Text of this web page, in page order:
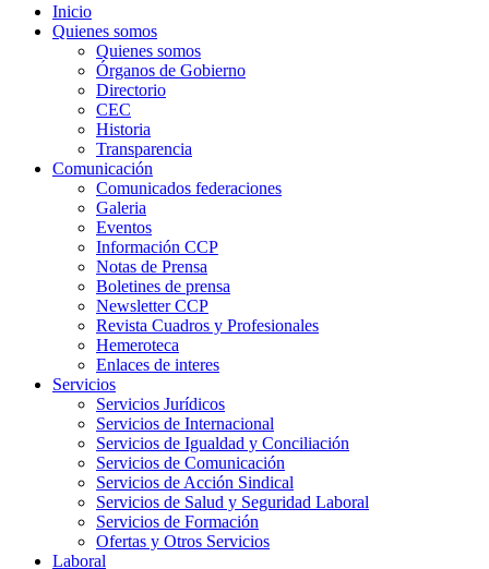
Inicio
Quienes somos
Quienes somos
Órganos de Gobierno
Directorio
CEC
Historia
Transparencia
Comunicación
Comunicados federaciones
Galeria
Eventos
Información CCP
Notas de Prensa
Boletines de prensa
Newsletter CCP
Revista Cuadros y Profesionales
Hemeroteca
Enlaces de interes
Servicios
Servicios Jurídicos
Servicios de Internacional
Servicios de Igualdad y Conciliación
Servicios de Comunicación
Servicios de Acción Sindical
Servicios de Salud y Seguridad Laboral
Servicios de Formación
Ofertas y Otros Servicios
Laboral